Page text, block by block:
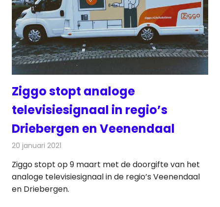
Ziggo stopt analoge
televisiesignaal in regio’s
Driebergen en Veenendaal
20 januari 2021
Ziggo stopt op 9 maart met de doorgifte van het
analoge televisiesignaal in de regio’s Veenendaal
en Driebergen.